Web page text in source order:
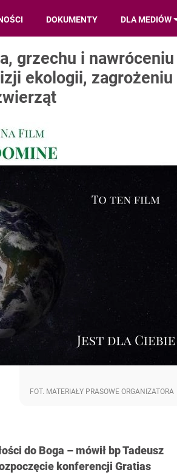
DOKUMENTY DLA MEDIÓW
grzechu i nawróceniu
ekologii, zagrożeniu
do Boga – mówił bp Tadeusz
konferencji Gratias
FOT. MATERIAŁY PRASOWE ORGANIZATORA